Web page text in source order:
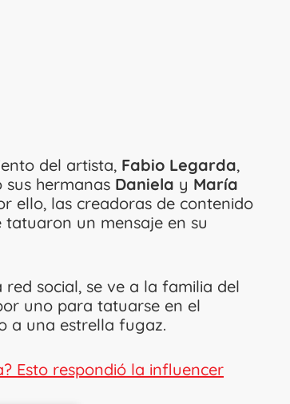
del artista, Fabio Legarda,
sus hermanas Daniela y María
ello, las creadoras de contenido
un mensaje en su
social, se ve a la familia del
uno para tatuarse en el
a una estrella fugaz.
Esto respondió la influencer